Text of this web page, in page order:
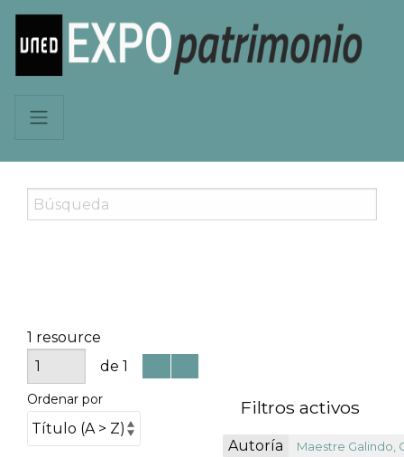
1 resource
de 1
Ordenar por Filtros activos
Autoría
Maestre Galindo,